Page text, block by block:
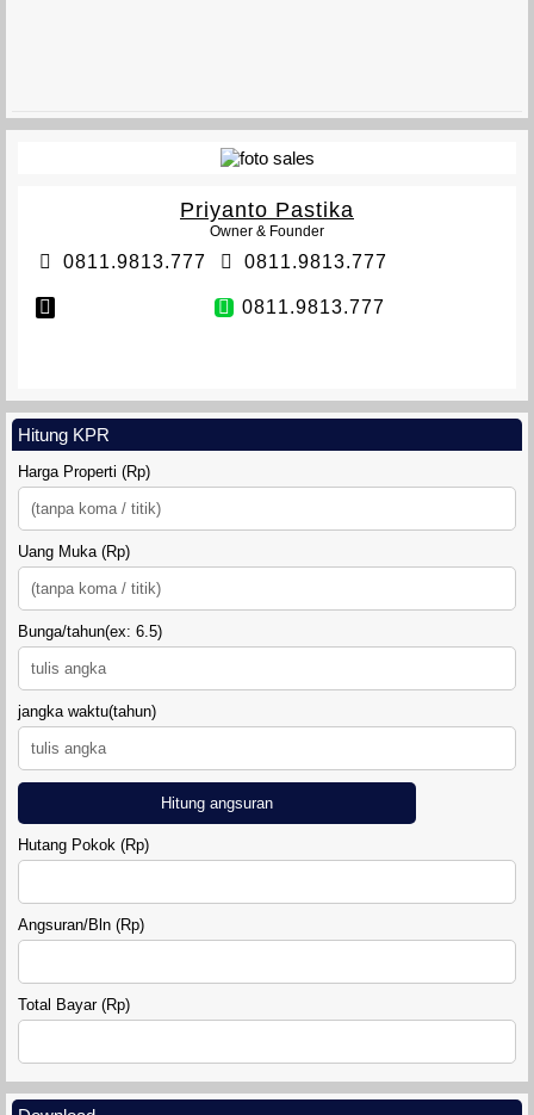
TANAH SIDOMULYO SLEMAN
DIAMOND LAND SIDOARUM
Priyanto Pastika
Owner & Founder
0811.9813.777 0811.9813.777
0811.9813.777
Hitung KPR
Harga Properti (Rp)
Uang Muka (Rp)
Bunga/tahun(ex: 6.5)
jangka waktu(tahun)
Hitung angsuran
Hutang Pokok (Rp)
Angsuran/Bln (Rp)
Total Bayar (Rp)